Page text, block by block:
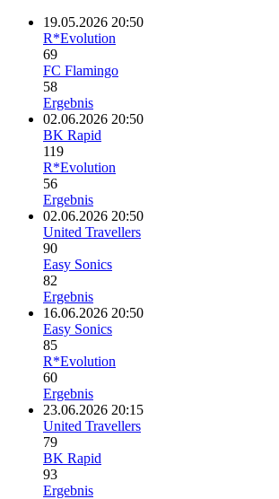
19.05.2026 20:50
R*Evolution
69
FC Flamingo
58
Ergebnis
02.06.2026 20:50
BK Rapid
119
R*Evolution
56
Ergebnis
02.06.2026 20:50
United Travellers
90
Easy Sonics
82
Ergebnis
16.06.2026 20:50
Easy Sonics
85
R*Evolution
60
Ergebnis
23.06.2026 20:15
United Travellers
79
BK Rapid
93
Ergebnis